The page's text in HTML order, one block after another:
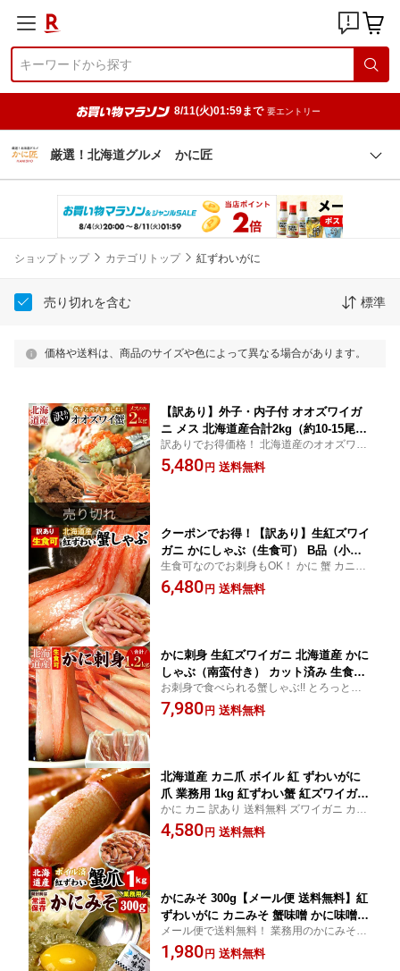
8/11(火)01:59まで 要エントリー
厳選！北海道グルメ かに匠
ショップトップ カテゴリトップ 紅ずわいがに
売り切れを含む 標準
価格や送料は、商品のサイズや色によって異なる場合があります。
【訳あり】外子・内子付 オオズワイガ
ニ メス 北海道産合計2kg（約10-15尾前
後）足折れ・足なし品 おおずわいがに
蟹 カニ かに ズワイ ボイル 送料無料
訳ありでお得価格！ 北海道産のオオズワイ
ガニの メスだけを詰め込みました。 内子＆
外子を楽しむ用にどうぞ！
5,480 円 送料無料
クーポンでお得！【訳あり】生紅ズワイ
ガニ かにしゃぶ（生食可） B品（小さ
い・折れ品） カット済み 1kg入 ずわい
がに ずわい蟹 ズワイガニ ズワイ蟹 蟹
生食可なのでお刺身もOK！ かに 蟹 カニ！
B品 小さい＆折れ品 のためお得な 訳あり 価
格！食べやすく カット済み♪
6,480 円 送料無料
かに刺身 生紅ズワイガニ 北海道産 かに
しゃぶ（南蛮付き） カット済み 生食可
合計1.2kg入 （1袋400g×3）ずわいがに
ずわい蟹 ズワイガニ ズワイ蟹 蟹 カニ
お刺身で食べられる蟹しゃぶ!! とろっと甘
い味をお楽しみ下さい♪ たっぷり食べられ
る1.2キロ入!! 贈り物にも・ご自宅用にもど
7,980 円 送料無料
北海道産 カニ爪 ボイル 紅 ずわいがに
爪 業務用 1kg 紅ずわい蟹 紅ズワイガニ
かにつめ ずわいカニ 蟹 カニ かに ズワ
イガニ ズワイ ズワイ蟹 ボイル 訳あり
かに カニ 訳あり 送料無料 ズワイガニ カニ
爪 ずわい蟹 蟹 ずわい 脚のみ 送料込み
4,580 円 送料無料
かにみそ 300g【メール便 送料無料】紅
ずわいがに カニみそ 蟹味噌 かに味噌
カニ味噌 味噌 カニ カニミソ 蟹みそ チ
ューブ 絞り袋
メール便で送料無料！ 業務用のかにみそ♪
濃厚なカニ味噌の味わいを お楽しみ下さ
い！ レトルト食品ですので開封前は常温保
1,980 円 送料無料